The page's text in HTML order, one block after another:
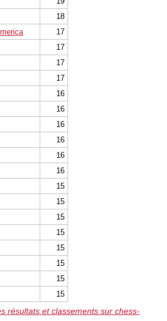
MORE BEAUTIFUL.
18
17
17
17
17
16
16
16
16
16
16
15
15
15
15
15
15
15
15
résultats et classements sur chess-